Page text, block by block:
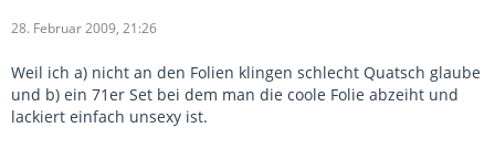
28. Februar 2009, 21:26
Weil ich a) nicht an den Folien klingen schlecht Quatsch glaube
und b) ein 71er Set bei dem man die coole Folie abzeiht und
lackiert einfach unsexy ist.